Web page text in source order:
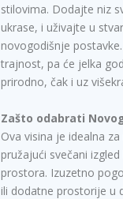
stilovima. Dodajte niz
ukrase, i uživajte u
novogodišnje
trajnost, pa će jelka
prirodno, čak i uz
Zašto odabrati
Ova visina je idealna
pružajući svečani
prostora. Izuzetno
ili dodatne prostorije u